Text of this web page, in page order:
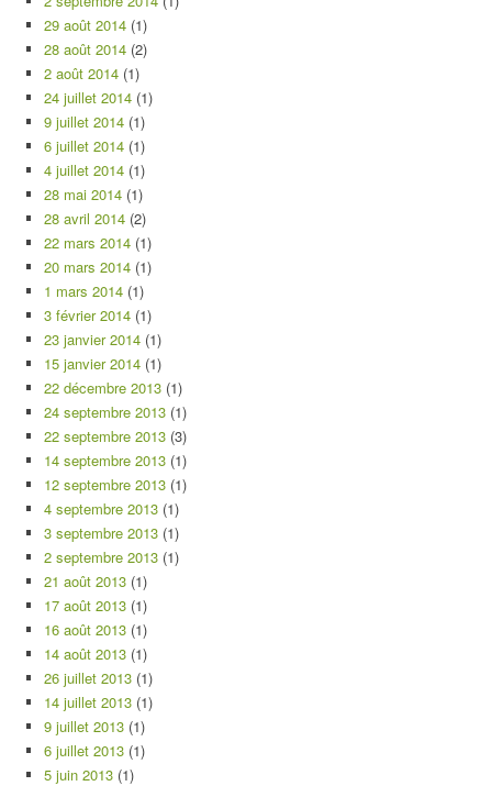
29 août 2014 (1)
28 août 2014 (2)
2 août 2014 (1)
24 juillet 2014 (1)
9 juillet 2014 (1)
6 juillet 2014 (1)
4 juillet 2014 (1)
28 mai 2014 (1)
28 avril 2014 (2)
22 mars 2014 (1)
20 mars 2014 (1)
1 mars 2014 (1)
3 février 2014 (1)
23 janvier 2014 (1)
15 janvier 2014 (1)
22 décembre 2013 (1)
24 septembre 2013 (1)
22 septembre 2013 (3)
14 septembre 2013 (1)
12 septembre 2013 (1)
4 septembre 2013 (1)
3 septembre 2013 (1)
2 septembre 2013 (1)
21 août 2013 (1)
17 août 2013 (1)
16 août 2013 (1)
14 août 2013 (1)
26 juillet 2013 (1)
14 juillet 2013 (1)
9 juillet 2013 (1)
6 juillet 2013 (1)
5 juin 2013 (1)